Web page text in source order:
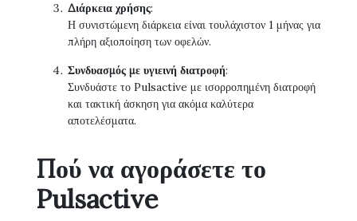
Διάρκεια χρήσης:
Η συνιστώμενη διάρκεια είναι τουλάχιστον 1 μήνας για
πλήρη αξιοποίηση των οφελών.
Συνδυασμός με υγιεινή διατροφή:
Συνδυάστε το Pulsactive με ισορροπημένη διατροφή
και τακτική άσκηση για ακόμα καλύτερα
αποτελέσματα.
Πού να αγοράσετε το
Pulsactive